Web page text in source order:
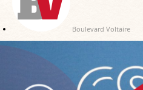
Boulevard Voltaire